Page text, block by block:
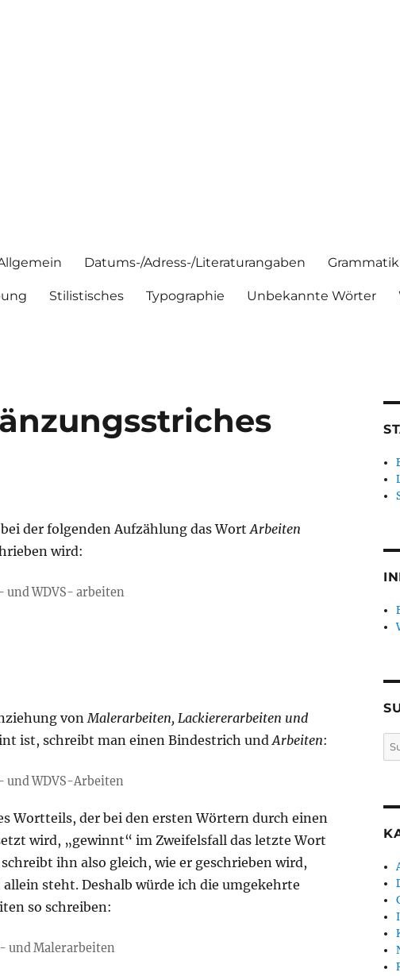
Datums-/Adress-/Literaturangaben Grammatik
Stilistisches Typographie Unbekannte Wörter
der folgenden Aufzählung das WortArbeiten
wird:
WDVS- arbeiten
vonMalerarbeiten, Lackiererarbeiten und
ist, schreibt man einen Bindestrich undArbeiten:
WDVS-Arbeiten
Wortteils, der bei den ersten Wörtern durch einen
wird, „gewinnt“ im Zweifelsfall das letzte Wort
ihn also gleich, wie er geschrieben wird,
steht. Deshalb würde ich die umgekehrte
so schreiben:
und Malerarbeiten